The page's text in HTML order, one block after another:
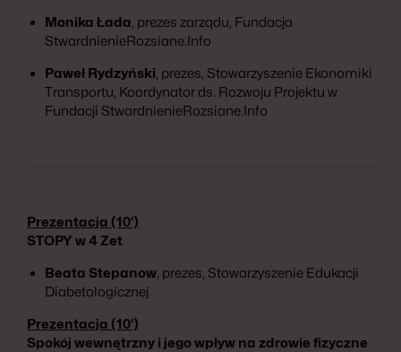
Monika Łada, prezes zarządu, Fundacja
StwardnienieRozsiane.Info
Paweł Rydzyński, prezes, Stowarzyszenie Ekonomiki
Transportu, Koordynator ds. Rozwoju Projektu w
Fundacji StwardnienieRozsiane.Info
Prezentacja (10‘)
STOPY w 4 Zet
Beata Stepanow, prezes, Stowarzyszenie Edukacji
Diabetologicznej
Prezentacja (10‘)
Spokój wewnętrzny i jego wpływ na zdrowie fizyczne